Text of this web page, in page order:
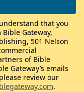
that you
Gateway,
501 Nelson
of Bible
Gateway’s emails
review our
.